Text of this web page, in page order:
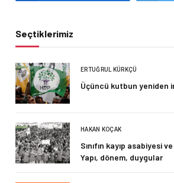
Seçtiklerimiz
ERTUĞRUL KÜRKÇÜ
Üçüncü kutbun yeniden
HAKAN KOÇAK
Sınıfın kayıp asabiyesi
Yapı, dönem, duygular